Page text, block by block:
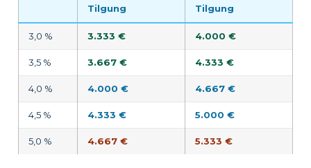
Tilgung
Tilgung
3,0 % 3.333 € 4.000 €
3,5 % 3.667 € 4.333 €
4,0 % 4.000 € 4.667 €
4,5 % 4.333 € 5.000 €
5,0 % 4.667 € 5.333 €